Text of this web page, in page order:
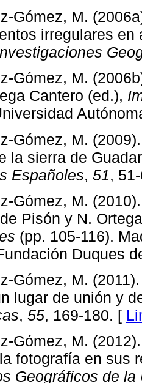
Gómez, M.
irregulares
Gómez, M.
Cantero (ed.),
Gómez, M.
la sierra de
Españoles, 51,
Gómez, M.
Pisón y N.
(pp. 105-116).
Duques
Gómez, M.
lugar de unión y
, 55, 169-180. [
Gómez, M.
fotografía en sus
Geográficos de